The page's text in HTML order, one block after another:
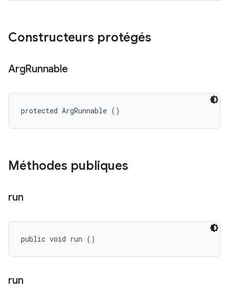
Constructeurs protégés
ArgRunnable
protected ArgRunnable ()
Méthodes publiques
run
public void run ()
run